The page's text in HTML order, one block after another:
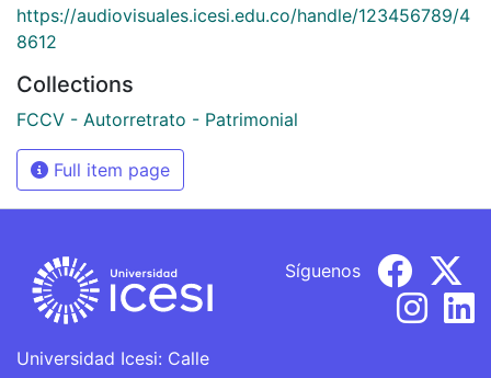
https://audiovisuales.icesi.edu.co/handle/123456789/4
8612
Collections
FCCV - Autorretrato - Patrimonial
Full item page
Universidad Icesi: Calle
Síguenos